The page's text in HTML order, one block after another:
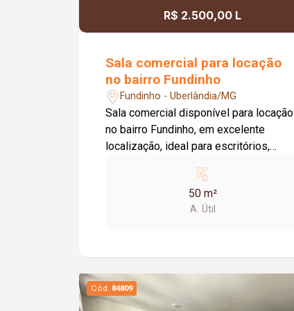
R$ 2.500,00 L
Sala comercial para locação
no bairro Fundinho
Fundinho - Uberlândia/MG
Sala comercial disponível para locação
no bairro Fundinho, em excelente
localização, ideal para escritórios,
profissionais liberais. O imóvel possui
aproximadamente 50 m², forro em
gesso, copa, ponto de água, interfone e
comercial conta com excelente
infraestrutura, incluindo jardim e área de
50 m²
A. Útil
Cód. 84809